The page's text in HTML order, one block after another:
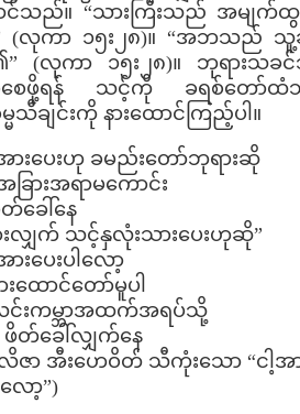
င်သည်။ “သားကြီးသည် အမျက်
(လုကာ ၁၅း၂၈)။ “အဘသည်
၏” (လုကာ ၁၅း၂၈)။ ဘုရားသ
စေဖို့ရန် သင့်ကို ခရစ်တော်ထံသွ
မသီချင်းကို နားထောင်ကြည့်ပါ။
ားပေးဟု ခမည်းတော်ဘုရားဆို
ခြားအရာမကောင်း
ခေါ်နေ
လျှက် သင့်နှလုံးသားပေးဟုဆို”
းပေးပါလော့
ထောင်တော်မူပါ
လင်းကမ္ဘာအထက်အရပ်သို့
တ်ခေါ်လျှက်နေ
လိဇာ အီးဟေဝိတ် သီကုံးသော “ငါ့အ
ော့”)